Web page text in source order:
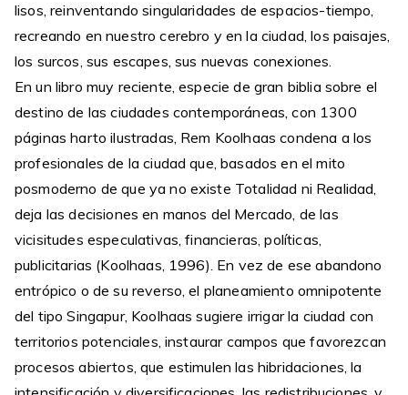
lisos, reinventando singularidades de espacios-tiempo,
recreando en nuestro cerebro y en la ciudad, los paisajes,
los surcos, sus escapes, sus nuevas conexiones.
En un libro muy reciente, especie de gran biblia sobre el
destino de las ciudades contemporáneas, con 1300
páginas harto ilustradas, Rem Koolhaas condena a los
profesionales de la ciudad que, basados en el mito
posmoderno de que ya no existe Totalidad ni Realidad,
deja las decisiones en manos del Mercado, de las
vicisitudes especulativas, financieras, políticas,
publicitarias (Koolhaas, 1996). En vez de ese abandono
entrópico o de su reverso, el planeamiento omnipotente
del tipo Singapur, Koolhaas sugiere irrigar la ciudad con
territorios potenciales, instaurar campos que favorezcan
procesos abiertos, que estimulen las hibridaciones, la